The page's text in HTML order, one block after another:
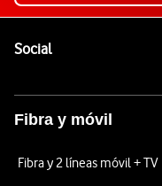
SocialEnlaces a las
Fibra y móvil
Fibra y 2 líneas móvil + TV